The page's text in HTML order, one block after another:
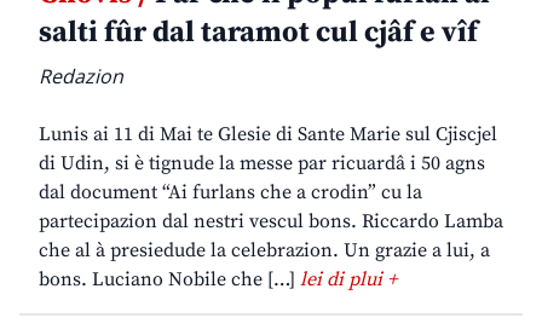
salti fûr dal taramot cul cjâf e vîf
Redazion
Lunis ai 11 di Mai te Glesie di Sante Marie sul Cjiscjel
di Udin, si è tignude la messe par ricuardâ i 50 agns
dal document “Ai furlans che a crodin” cu la
partecipazion dal nestri vescul bons. Riccardo Lamba
che al à presiedude la celebrazion. Un grazie a lui, a
bons. Luciano Nobile che […] lei di plui +